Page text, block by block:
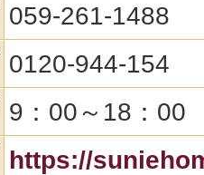
059-261-1488
0120-944-154
9：00～18：00
https://